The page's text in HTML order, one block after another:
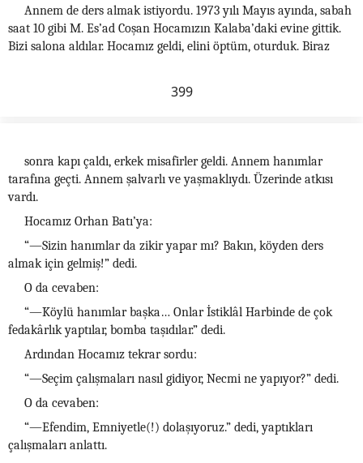
Annem de ders almak istiyordu. 1973 yılı Mayıs ayında, sabah
saat 10 gibi M. Es’ad Coşan Hocamızın Kalaba’daki evine gittik.
Bizi salona aldılar. Hocamız geldi, elini öptüm, oturduk. Biraz
399
sonra kapı çaldı, erkek misafirler geldi. Annem hanımlar
tarafına geçti. Annem şalvarlı ve yaşmaklıydı. Üzerinde atkısı
vardı.
Hocamız Orhan Batı’ya:
“—Sizin hanımlar da zikir yapar mı? Bakın, köyden ders
almak için gelmiş!” dedi.
O da cevaben:
“—Köylü hanımlar başka… Onlar İstiklâl Harbinde de çok
fedakârlık yaptılar, bomba taşıdılar.” dedi.
Ardından Hocamız tekrar sordu:
“—Seçim çalışmaları nasıl gidiyor, Necmi ne yapıyor?” dedi.
O da cevaben:
“—Efendim, Emniyetle(!) dolaşıyoruz.” dedi, yaptıkları
çalışmaları anlattı.